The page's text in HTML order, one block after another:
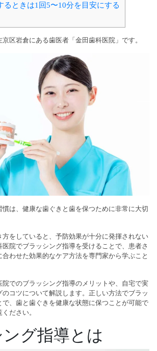
ときは1回5〜10分を目安にする
区岩倉にある歯医者「金田歯科医院」です。
は、健康な歯ぐきと歯を保つために非常に大切
方をしていると、予防効果が十分に発揮されない
医院でブラッシング指導を受けることで、患者さ
合わせた効果的なケア方法を専門家から学ぶこと
院でのブラッシング指導のメリットや、自宅で実
コツについて解説します。正しい方法でブラッ
で、歯と歯ぐきを健康な状態に保つことが可能で
ださい。
グ指導とは